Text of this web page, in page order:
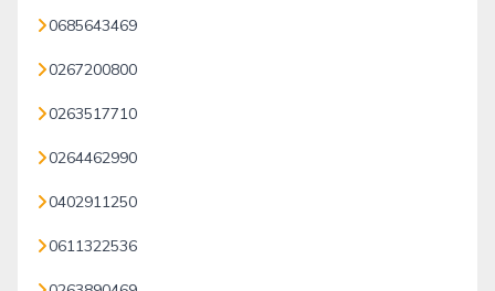
0685643469
0267200800
0263517710
0264462990
0402911250
0611322536